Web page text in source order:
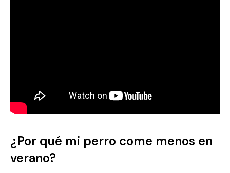
¿Por qué mi perro come menos en
verano?